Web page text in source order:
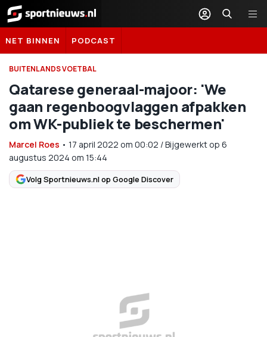
Sportnieuws.nl
NET BINNEN PODCAST
BUITENLANDS VOETBAL
Qatarese generaal-majoor: 'We
gaan regenboogvlaggen afpakken
om WK-publiek te beschermen'
Marcel Roes • 17 april 2022 om 00:02 /Bijgewerkt op 6
augustus 2024 om 15:44
Volg Sportnieuws.nl op Google Discover